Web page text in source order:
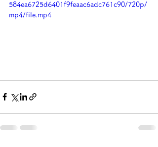
584ea6725d6401f9feaac6adc761c90/720p/
mp4/file.mp4